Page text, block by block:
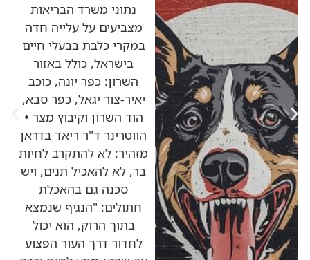
נתוני משרד הבריאות
מצביעים על עלייה חדה
במקרי כלבת בבעלי חיים
בישראל, כולל באזור
השרון: כפר יונה, כוכב
יאיר-צור יגאל, כפר סבא,
הוד השרון וקיבוץ מצר •
הווטרינר ד"ר ריאד בדראן
מזהיר: לא להתקרב לחיות
בר, לא להאכיל תנים, ויש
סכנה גם בהאכלת
חתולים: "הנגיף שנמצא
בתוך הרוק, הוא יכול
לחדור דרך העור הפצוע